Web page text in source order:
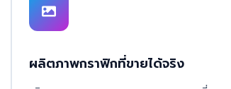
ผลิตภาพกราฟิกที่ขายได้จริง